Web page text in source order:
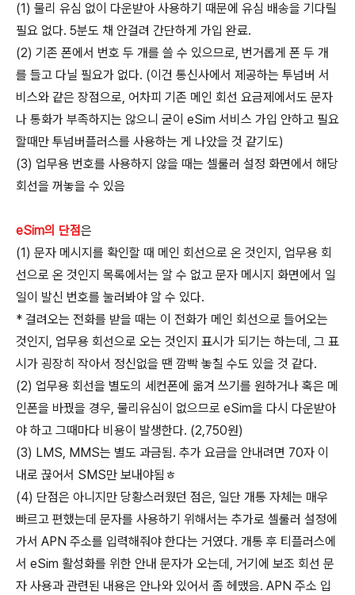
(1) 물리 유심 없이 다운받아 사용하기 때문에 유심 배송을 기다릴
필요 없다. 5분도 채 안걸려 간단하게 가입 완료.
(2) 기존 폰에서 번호 두 개를 쓸 수 있으므로, 번거롭게 폰 두 개
를 들고 다닐 필요가 없다. (이건 통신사에서 제공하는 투넘버 서
비스와 같은 장점으로, 어차피 기존 메인 회선 요금제에서도 문자
나 통화가 부족하지는 않으니 굳이 eSim 서비스 가입 안하고 필요
할때만 투넘버플러스를 사용하는 게 나았을 것 같기도)
(3) 업무용 번호를 사용하지 않을 때는 셀룰러 설정 화면에서 해당
회선을 꺼놓을 수 있음
eSim의 단점은
(1) 문자 메시지를 확인할 때 메인 회선으로 온 것인지, 업무용 회
선으로 온 것인지 목록에서는 알 수 없고 문자 메시지 화면에서 일
일이 발신 번호를 눌러봐야 알 수 있다.
* 걸려오는 전화를 받을 때는 이 전화가 메인 회선으로 들어오는
것인지, 업무용 회선으로 오는 것인지 표시가 되기는 하는데, 그 표
시가 굉장히 작아서 정신없을 땐 깜빡 놓칠 수도 있을 것 같다.
(2) 업무용 회선을 별도의 세컨폰에 옮겨 쓰기를 원하거나 혹은 메
인폰을 바꿨을 경우, 물리유심이 없으므로 eSim을 다시 다운받아
야 하고 그때마다 비용이 발생한다. (2,750원)
(3) LMS, MMS는 별도 과금됨. 추가 요금을 안내려면 70자 이
내로 끊어서 SMS만 보내야됨ㅎ
(4) 단점은 아니지만 당황스러웠던 점은, 일단 개통 자체는 매우
빠르고 편했는데 문자를 사용하기 위해서는 추가로 셀룰러 설정에
가서 APN 주소를 입력해줘야 한다는 거였다. 개통 후 티플러스에
서 eSim 활성화를 위한 안내 문자가 오는데, 거기에 보조 회선 문
자 사용과 관련된 내용은 안나와 있어서 좀 헤맸음. APN 주소 입